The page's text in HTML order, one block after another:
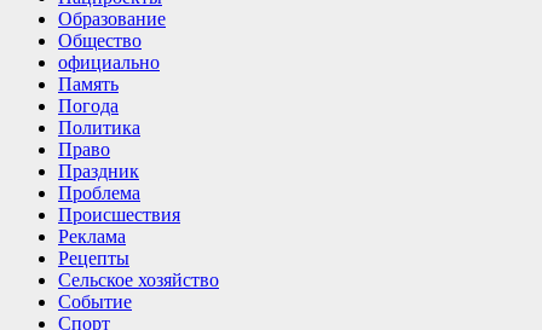
Образование
Общество
официально
Память
Погода
Политика
Право
Праздник
Проблема
Происшествия
Реклама
Рецепты
Сельское хозяйство
Событие
Спорт